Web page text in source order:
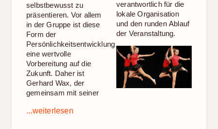
selbstbewusst zu
präsentieren. Vor allem
in der Gruppe ist diese
Form der
Persönlichkeitsentwicklung
eine wertvolle
Vorbereitung auf die
Zukunft. Daher ist
Gerhard Wax, der
gemeinsam mit seiner
verantwortlich für die
lokale Organisation
und den runden Ablauf
der Veranstaltung.
...weiterlesen